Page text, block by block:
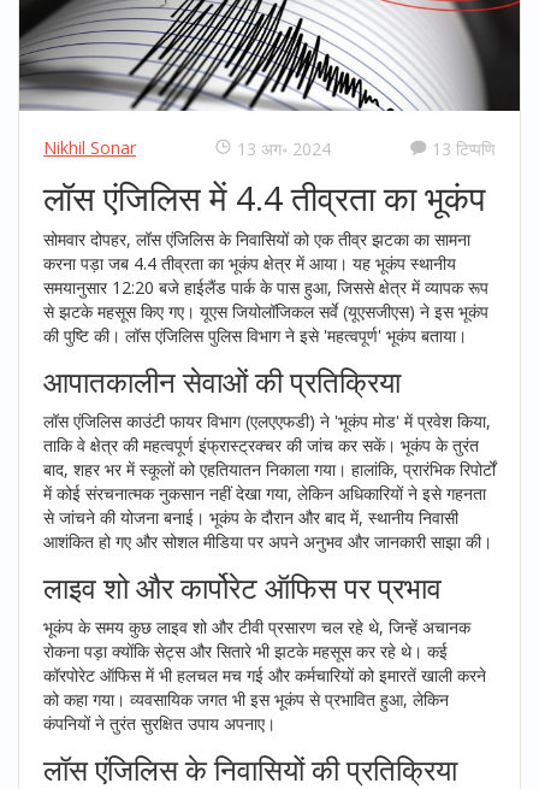
Nikhil Sonar 13 अग॰ 2024 13 टिप्पणि
लॉस एंजिलिस में 4.4 तीव्रता का भूकंप
सोमवार दोपहर, लॉस एंजिलिस के निवासियों को एक तीव्र झटका का सामना
करना पड़ा जब 4.4 तीव्रता का भूकंप क्षेत्र में आया। यह भूकंप स्थानीय
समयानुसार 12:20 बजे हाईलैंड पार्क के पास हुआ, जिससे क्षेत्र में व्यापक रूप
से झटके महसूस किए गए। यूएस जियोलॉजिकल सर्वे (यूएसजीएस) ने इस भूकंप
की पुष्टि की। लॉस एंजिलिस पुलिस विभाग ने इसे 'महत्वपूर्ण' भूकंप बताया।
आपातकालीन सेवाओं की प्रतिक्रिया
लॉस एंजिलिस काउंटी फायर विभाग (एलएएफडी) ने 'भूकंप मोड' में प्रवेश किया,
ताकि वे क्षेत्र की महत्वपूर्ण इंफ्रास्ट्रक्चर की जांच कर सकें। भूकंप के तुरंत
बाद, शहर भर में स्कूलों को एहतियातन निकाला गया। हालांकि, प्रारंभिक रिपोर्टों
में कोई संरचनात्मक नुकसान नहीं देखा गया, लेकिन अधिकारियों ने इसे गहनता
से जांचने की योजना बनाई। भूकंप के दौरान और बाद में, स्थानीय निवासी
आशंकित हो गए और सोशल मीडिया पर अपने अनुभव और जानकारी साझा की।
लाइव शो और कार्पोरेट ऑफिस पर प्रभाव
भूकंप के समय कुछ लाइव शो और टीवी प्रसारण चल रहे थे, जिन्हें अचानक
रोकना पड़ा क्योंकि सेट्स और सितारे भी झटके महसूस कर रहे थे। कई
कॉरपोरेट ऑफिस में भी हलचल मच गई और कर्मचारियों को इमारतें खाली करने
को कहा गया। व्यवसायिक जगत भी इस भूकंप से प्रभावित हुआ, लेकिन
कंपनियों ने तुरंत सुरक्षित उपाय अपनाए।
लॉस एंजिलिस के निवासियों की प्रतिक्रिया